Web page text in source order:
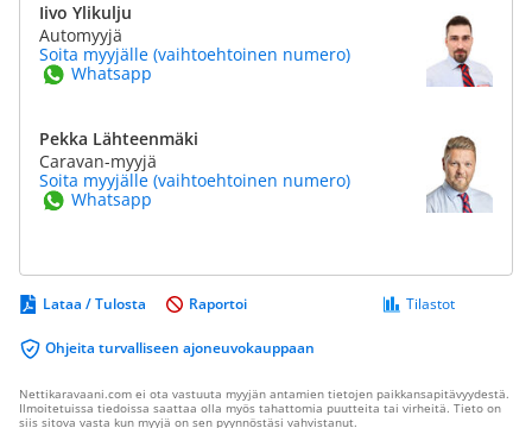
Iivo Ylikulju
Automyyjä
Soita myyjälle (vaihtoehtoinen numero)
Whatsapp
Pekka Lähteenmäki
Caravan-myyjä
Soita myyjälle (vaihtoehtoinen numero)
Whatsapp
Lataa / Tulosta
Ohjeita turvalliseen ajoneuvokauppaan
Tilastot
Raportoi
Nettikaravaani.com ei ota vastuuta myyjän antamien tietojen paikkansapitävyydestä.
Ilmoitetuissa tiedoissa saattaa olla myös tahattomia puutteita tai virheitä. Tieto on
siis sitova vasta kun myyjä on sen pyynnöstäsi vahvistanut.